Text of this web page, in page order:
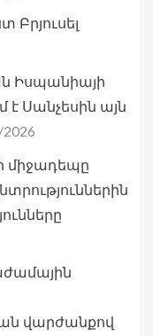
Բրյուսել
Իսպանիայի
Սանչեսին այն
միջադեպը
վարժանքով